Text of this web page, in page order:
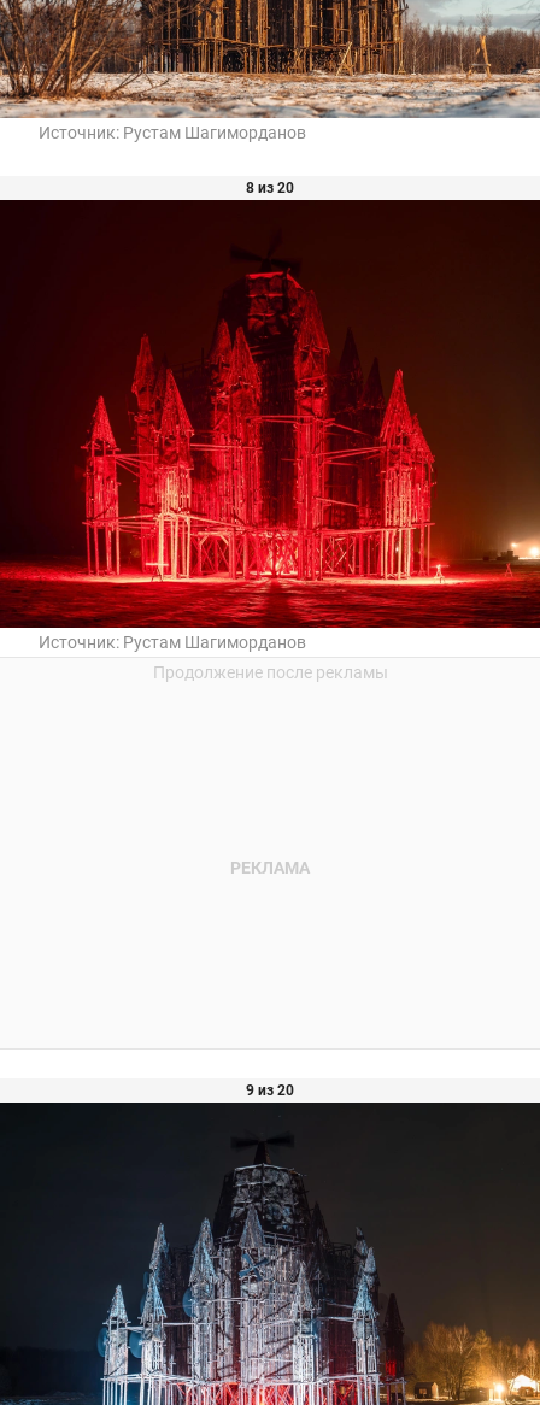
Источник: Рустам Шагиморданов
8 из 20
Источник: Рустам Шагиморданов
9 из 20